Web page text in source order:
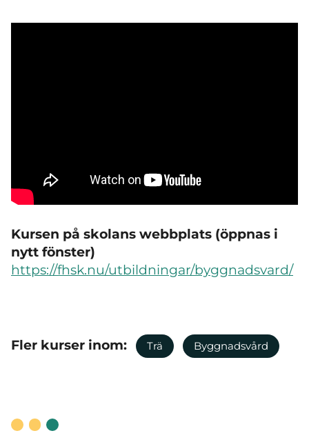
Kursen på skolans webbplats (öppnas i
nytt fönster)
https://fhsk.nu/utbildningar/byggnadsvard/
Fler kurser inom: Trä Byggnadsvård